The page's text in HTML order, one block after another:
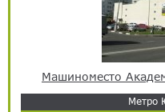
Машиноместо
Метро